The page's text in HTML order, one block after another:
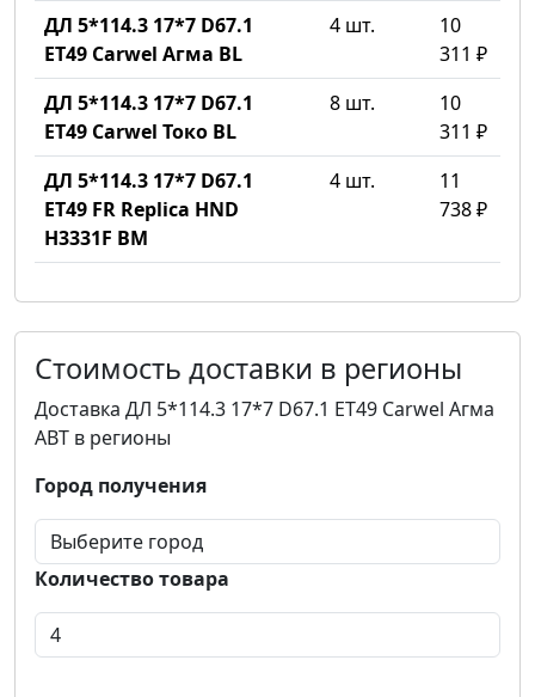
ДЛ 5*114.3 17*7 D67.1
ET49 Carwel Агма BL
4 шт.
10
311 ₽
ДЛ 5*114.3 17*7 D67.1
ET49 Carwel Токо BL
8 шт.
10
311 ₽
ДЛ 5*114.3 17*7 D67.1
ET49 FR Replica HND
H3331F BM
4 шт.
11
738 ₽
Стоимость доставки в регионы
Доставка ДЛ 5*114.3 17*7 D67.1 ET49 Carwel Агма
ABT в регионы
Город получения
Количество товара